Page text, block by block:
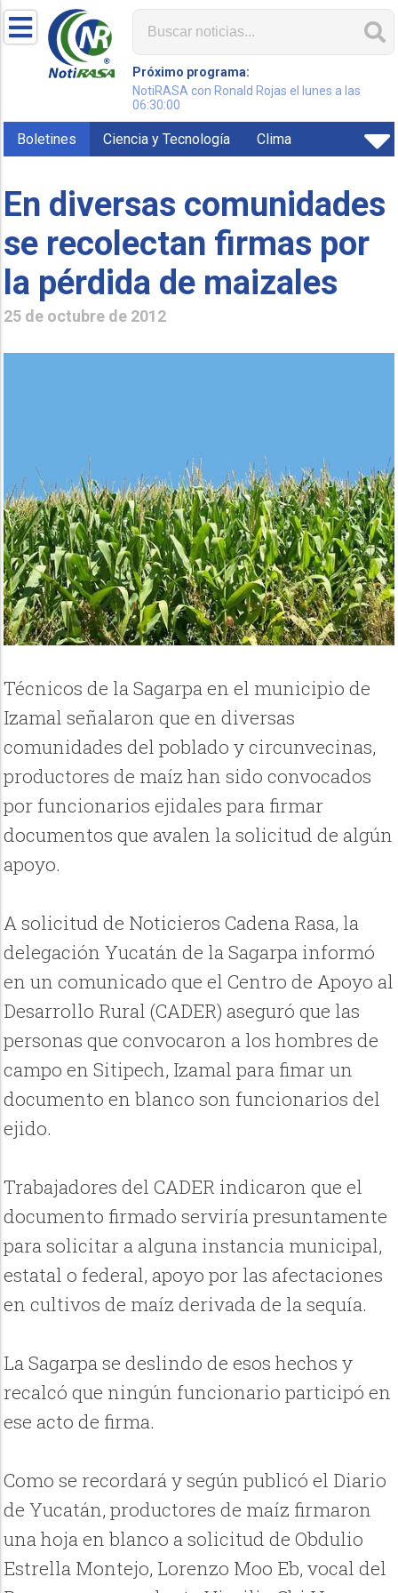
Próximo programa:
NotiRASA con Ronald Rojas el lunes a las
06:30:00
Boletines Ciencia y Tecnología Clima
En diversas comunidades
se recolectan firmas por
la pérdida de maizales
25 de octubre de 2012
Técnicos de la Sagarpa en el municipio de
Izamal señalaron que en diversas
comunidades del poblado y circunvecinas,
productores de maíz han sido convocados
por funcionarios ejidales para firmar
documentos que avalen la solicitud de algún
apoyo.
A solicitud de Noticieros Cadena Rasa, la
delegación Yucatán de la Sagarpa informó
en un comunicado que el Centro de Apoyo al
Desarrollo Rural (CADER) aseguró que las
personas que convocaron a los hombres de
campo en Sitipech, Izamal para fimar un
documento en blanco son funcionarios del
ejido.
Trabajadores del CADER indicaron que el
documento firmado serviría presuntamente
para solicitar a alguna instancia municipal,
estatal o federal, apoyo por las afectaciones
en cultivos de maíz derivada de la sequía.
La Sagarpa se deslindo de esos hechos y
recalcó que ningún funcionario participó en
ese acto de firma.
Como se recordará y según publicó el Diario
de Yucatán, productores de maíz firmaron
una hoja en blanco a solicitud de Obdulio
Estrella Montejo, Lorenzo Moo Eb, vocal del